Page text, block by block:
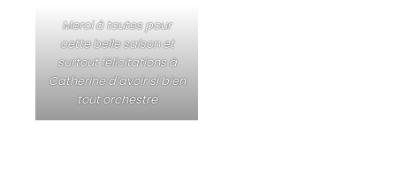
Merci à toutespour
cette belle saison et
surtout félicitations à
Catherine d’avoir si bien
tout orchestré